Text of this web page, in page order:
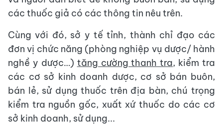
các thuốc giả có các thông tin nêu trên.
Cùng với đó, sở y tế tỉnh, thành chỉ đạo các
đơn vị chức năng (phòng nghiệp vụ dược/ hành
nghề y dược…) tăng cường thanh tra, kiểm tra
các cơ sở kinh doanh dược, cơ sở bán buôn,
bán lẻ, sử dụng thuốc trên địa bàn, chú trọng
kiểm tra nguồn gốc, xuất xứ thuốc do các cơ
sở kinh doanh, sử dụng...